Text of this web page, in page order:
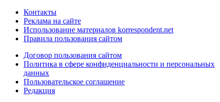
Контакты
Реклама на сайте
Использование материалов korrespondent.net
Правила пользования сайтом
Договор пользования сайтом
Политика в сфере конфиденциальности и персональных
данных
Пользовательское соглашение
Редакция